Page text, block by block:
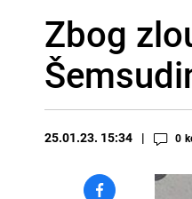
Zbog
25.01.23. 15:34 0